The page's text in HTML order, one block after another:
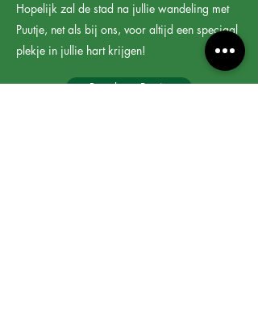
Hopelijk zal de stad na jullie wandeling met
Puutje, net als bij ons, voor altijd een speciaal
plekje in jullie hart krijgen!
Bestel een Puutje